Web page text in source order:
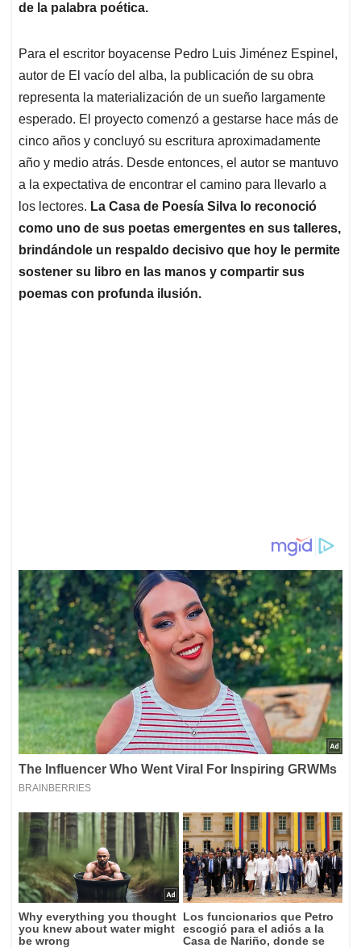
de la palabra poética.
Para el escritor boyacense Pedro Luis Jiménez Espinel,
autor de El vacío del alba, la publicación de su obra
representa la materialización de un sueño largamente
esperado. El proyecto comenzó a gestarse hace más de
cinco años y concluyó su escritura aproximadamente
año y medio atrás. Desde entonces, el autor se mantuvo
a la expectativa de encontrar el camino para llevarlo a
los lectores. La Casa de Poesía Silva lo reconoció
como uno de sus poetas emergentes en sus talleres,
brindándole un respaldo decisivo que hoy le permite
sostener su libro en las manos y compartir sus
poemas con profunda ilusión.